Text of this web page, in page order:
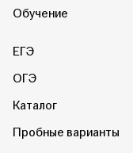
Обучение
ЕГЭ
ОГЭ
Каталог
Пробные варианты